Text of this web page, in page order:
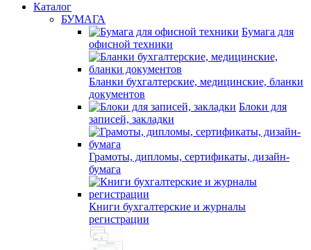
Каталог
БУМАГА
Бумага для
офисной техники
Бланки бухгалтерские, медицинские, бланки
документов
Блоки для
записей, закладки
Грамоты, дипломы, сертификаты, дизайн-
бумага
Книги бухгалтерские и журналы
регистрации